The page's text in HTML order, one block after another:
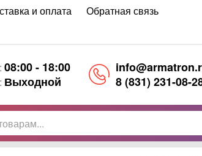
и оплата
Обратная связь
08:00 - 18:00
Выходной
8 (831) 231-08-